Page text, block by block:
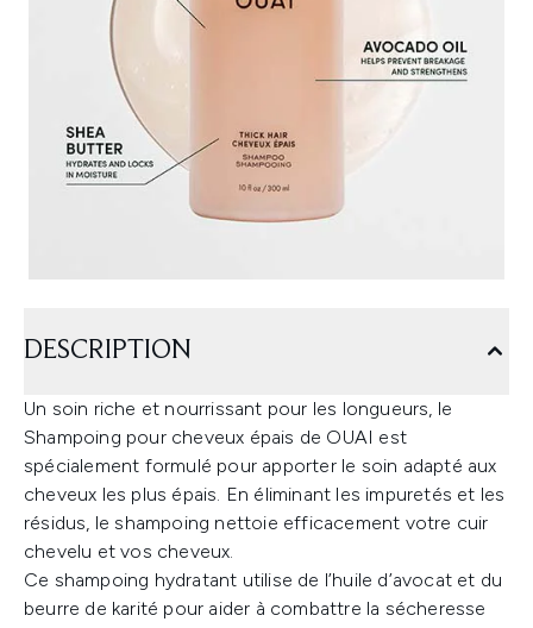
DESCRIPTION
Un soin riche et nourrissant pour les longueurs, le
Shampoing pour cheveux épais de OUAI est
spécialement formulé pour apporter le soin adapté aux
cheveux les plus épais. En éliminant les impuretés et les
résidus, le shampoing nettoie efficacement votre cuir
chevelu et vos cheveux.
Ce shampoing hydratant utilise de l’huile d’avocat et du
beurre de karité pour aider à combattre la sécheresse